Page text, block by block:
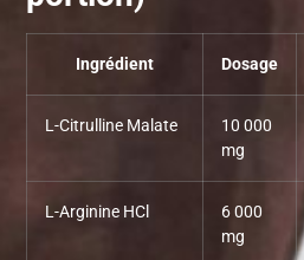
Ingrédient Dosage
L-Citrulline Malate
10 000
mg
L-Arginine HCl
6 000
mg